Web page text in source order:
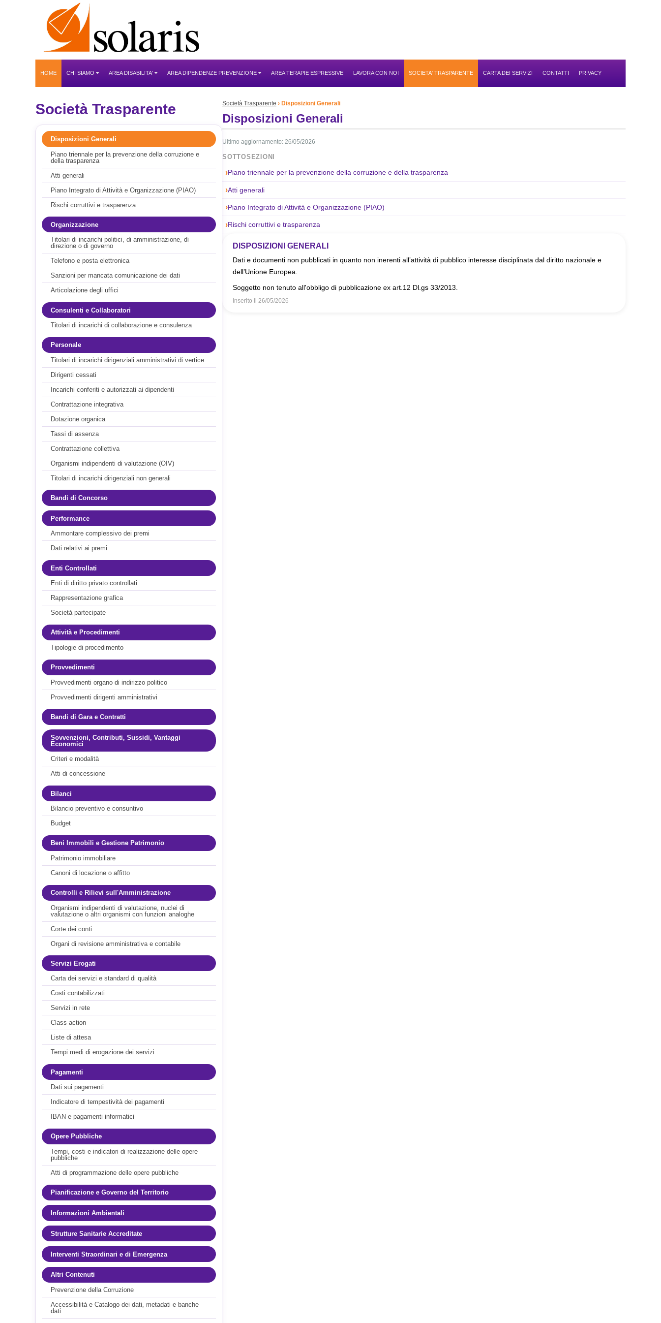
HOME CHI SIAMO AREA DISABILITA' AREA DIPENDENZE PREVENZIONE AREA TERAPIE ESPRESSIVE LAVORA CON NOI SOCIETA' TRASPARENTE CARTA DEI SERVIZI CONTATTI PRIVACY
Società Trasparente
Disposizioni Generali
Piano triennale per la prevenzione della corruzione e
della trasparenza
Atti generali
Piano Integrato di Attività e Organizzazione (PIAO)
Rischi corruttivi e trasparenza
Organizzazione
Titolari di incarichi politici, di amministrazione, di
direzione o di governo
Telefono e posta elettronica
Sanzioni per mancata comunicazione dei dati
Articolazione degli uffici
Consulenti e Collaboratori
Titolari di incarichi di collaborazione e consulenza
Personale
Titolari di incarichi dirigenziali amministrativi di vertice
Dirigenti cessati
Incarichi conferiti e autorizzati ai dipendenti
Contrattazione integrativa
Dotazione organica
Tassi di assenza
Contrattazione collettiva
Organismi indipendenti di valutazione (OIV)
Titolari di incarichi dirigenziali non generali
Bandi di Concorso
Performance
Ammontare complessivo dei premi
Dati relativi ai premi
Enti Controllati
Enti di diritto privato controllati
Rappresentazione grafica
Società partecipate
Attività e Procedimenti
Tipologie di procedimento
Provvedimenti
Provvedimenti organo di indirizzo politico
Provvedimenti dirigenti amministrativi
Bandi di Gara e Contratti
Sovvenzioni, Contributi, Sussidi, Vantaggi
Economici
Criteri e modalità
Atti di concessione
Bilanci
Bilancio preventivo e consuntivo
Budget
Beni Immobili e Gestione Patrimonio
Patrimonio immobiliare
Canoni di locazione o affitto
Controlli e Rilievi sull'Amministrazione
Organismi indipendenti di valutazione, nuclei di
valutazione o altri organismi con funzioni analoghe
Corte dei conti
Organi di revisione amministrativa e contabile
Servizi Erogati
Carta dei servizi e standard di qualità
Costi contabilizzati
Servizi in rete
Class action
Liste di attesa
Tempi medi di erogazione dei servizi
Pagamenti
Dati sui pagamenti
Indicatore di tempestività dei pagamenti
IBAN e pagamenti informatici
Opere Pubbliche
Tempi, costi e indicatori di realizzazione delle opere
pubbliche
Atti di programmazione delle opere pubbliche
Pianificazione e Governo del Territorio
Informazioni Ambientali
Strutture Sanitarie Accreditate
Interventi Straordinari e di Emergenza
Altri Contenuti
Prevenzione della Corruzione
Accessibilità e Catalogo dei dati, metadati e banche
dati
Società Trasparente Disposizioni Generali
Disposizioni Generali
Ultimo aggiornamento: 26/05/2026
SOTTOSEZIONI
Piano triennale per la prevenzione della corruzione e della trasparenza
Atti generali
Piano Integrato di Attività e Organizzazione (PIAO)
Rischi corruttivi e trasparenza
DISPOSIZIONI GENERALI
Dati e documenti non pubblicati in quanto non inerenti all’attività di pubblico interesse disciplinata dal diritto nazionale e
dell’Unione Europea.
Soggetto non tenuto all'obbligo di pubblicazione ex art.12 Dl.gs 33/2013.
Inserito il 26/05/2026